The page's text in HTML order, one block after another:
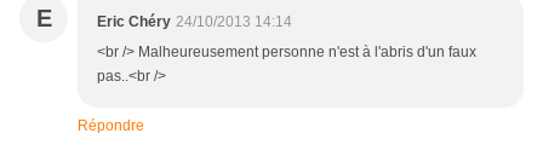
E Eric Chéry 24/10/2013 14:14
<br /> Malheureusement personne n'est à l'abris d'un faux
pas..<br />
Répondre